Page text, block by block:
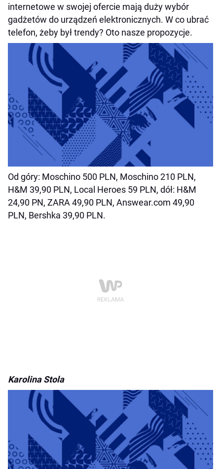
internetowe w swojej ofercie mają duży wybór
gadżetów do urządzeń elektronicznych. W co ubrać
telefon, żeby był trendy? Oto nasze propozycje.
Od góry: Moschino 500 PLN, Moschino 210 PLN,
H&M 39,90 PLN, Local Heroes 59 PLN, dół: H&M
24,90 PN, ZARA 49,90 PLN, Answear.com 49,90
PLN, Bershka 39,90 PLN.
Karolina Stola